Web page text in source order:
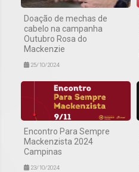
Doação de mechas de
cabelo na campanha
Outubro Rosa do
Mackenzie
25/10/2024
Encontro Para Sempre
Mackenzista 2024
Campinas
23/10/2024